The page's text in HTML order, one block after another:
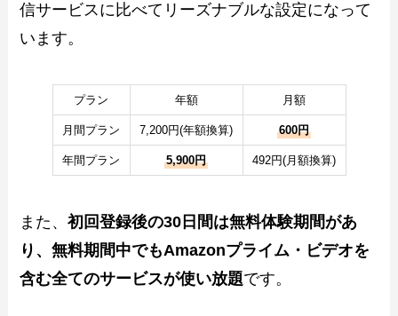
信サービスに比べてリーズナブルな設定になって
います。
プラン 年額 月額
月間プラン 7,200円(年額換算) 600円
年間プラン 5,900円 492円(月額換算)
また、初回登録後の30日間は無料体験期間があ
り、無料期間中でもAmazonプライム・ビデオを
含む全てのサービスが使い放題です。